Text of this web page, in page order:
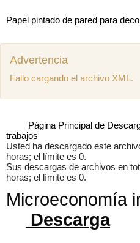
Juan miguel Como puedo
Papel pintado de pared para
Advertencia
Fallo cargando el archivo XML.
Página Principal de
trabajos
Usted ha descargado este
horas; el límite es 0.
Sus descargas de archivos en
horas; el límite es 0.
Microeconomía
Descarga